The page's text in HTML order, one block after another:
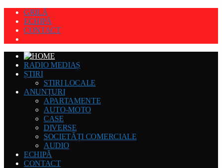
GRILĂ
ECHIPĂ
CONTACT
RADIO MEDIAȘ
ȘTIRI
STIRI LOCALE
ANUNȚURI
APARTAMENTE
AUTO-MOTO
CASE
DIVERSE
SOCIETĂȚI COMERCIALE
AUDIO
ECHIPĂ
CONTACT